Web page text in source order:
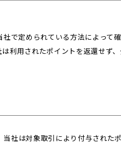
で定められている方法によって
利用されたポイントを返還せず
社は対象取引により付与された